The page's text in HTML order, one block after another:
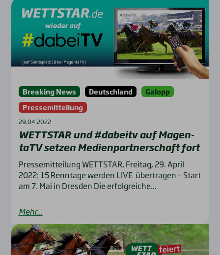
Breaking News Deutschland
Galopp
Pressemitteilung
29.04.2022
WETTSTAR und #dabeitv auf Magen­
taTV set­zen Medi­en­part­ner­schaft fort
Pressemitteilung WETTSTAR, Freitag, 29. April
2022: 15 Renntage werden LIVE übertragen – Start
am 7. Mai in Dresden Die erfolgreiche...
Mehr...